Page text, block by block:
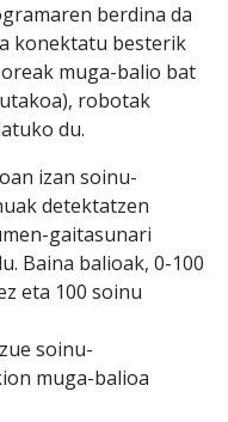
berdina da
konektatu besterik
muga-balio bat
robotak
du.
izan soinu-
detektatzen
gaitasunari
Baina balioak, 0-100
eta 100 soinu
soinu-
muga-balioa